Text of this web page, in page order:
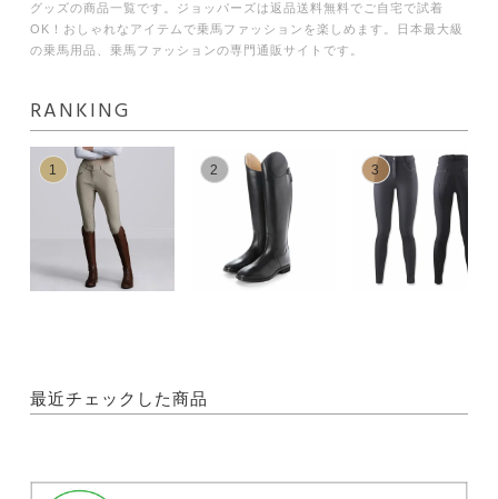
グッズの商品一覧です。ジョッパーズは返品送料無料でご自宅で試着
OK！おしゃれなアイテムで乗馬ファッションを楽しめます。日本最大級
の乗馬用品、乗馬ファッションの専門通販サイトです。
RANKING
1 2 3
最近チェックした商品